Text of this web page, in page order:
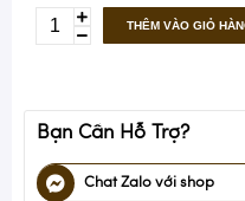
THÊM VÀO GIỎ
Bạn Cần Hỗ Trợ?
Chat Zalo với shop